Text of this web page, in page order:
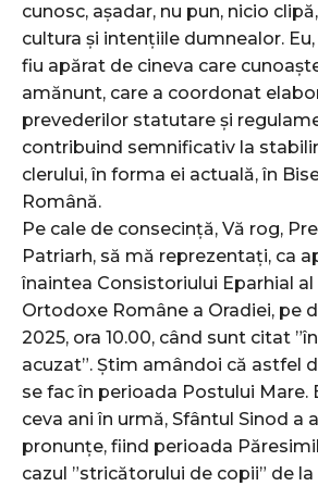
cunosc, așadar, nu pun, nicio
cultura și intențiile dumnealor. Eu,
fiu apărat de cineva care
amănunt, care a coordonat
prevederilor statutare și
contribuind semnificativ la
clerului, în forma ei actuală, în
Română.
Pe cale de consecință, Vă rog,
Patriarh, să mă reprezentați, ca
înaintea Consistoriului Eparhial
Ortodoxe Române a Oradiei, pe
2025, ora 10.00, când sunt citat
acuzat”. Știm amândoi că astfel
se fac în perioada Postului Mare.
ceva ani în urmă, Sfântul Sinod a
pronunțe, fiind perioada
cazul ”stricătorului de copii” de la